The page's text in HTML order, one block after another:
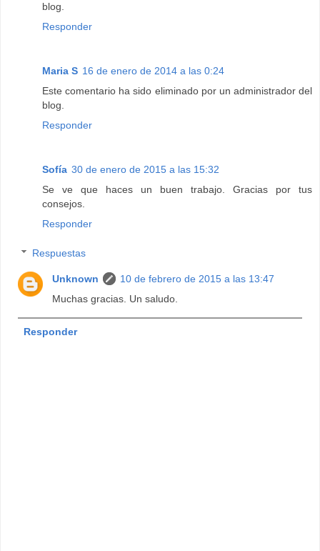
blog.
Responder
Maria S 16 de enero de 2014 a las 0:24
Este comentario ha sido eliminado por un administrador del
blog.
Responder
Sofía 30 de enero de 2015 a las 15:32
Se ve que haces un buen trabajo. Gracias por tus
consejos.
Responder
Respuestas
Unknown
10 de febrero de 2015 a las 13:47
Muchas gracias. Un saludo.
Responder